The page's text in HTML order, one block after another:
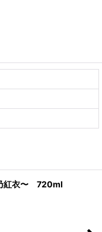
紅衣〜 720ml